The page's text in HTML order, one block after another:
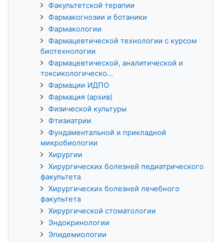
Факультетской терапии
Фармакогнозии и ботаники
Фармакологии
Фармацевтической технологии с курсом
биотехнологии
Фармацевтической, аналитической и
токсикологическо...
Фармации ИДПО
Фармация (архив)
Физической культуры
Фтизиатрии
Фундаментальной и прикладной
микробиологии
Хирургии
Хирургических болезней педиатрического
факультета
Хирургических болезней лечебного
факультета
Хирургической стоматологии
Эндокринологии
Эпидемиологии